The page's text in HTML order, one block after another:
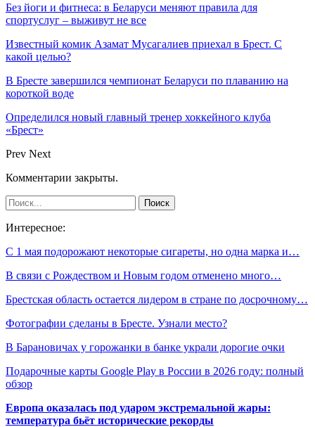
Без йоги и фитнеса: в Беларуси меняют правила для
спортуслуг – выживут не все
Известный комик Азамат Мусагалиев приехал в Брест. С
какой целью?
В Бресте завершился чемпионат Беларуси по плаванию на
короткой воде
Определился новый главный тренер хоккейного клуба
«Брест»
Prev Next
Комментарии закрыты.
Интересное:
С 1 мая подорожают некоторые сигареты, но одна марка и…
В связи с Рождеством и Новым годом отменено много…
Брестская область остается лидером в стране по досрочному…
Фотографии сделаны в Бресте. Узнали место?
В Барановичах у горожанки в банке украли дорогие очки
Подарочные карты Google Play в России в 2026 году: полный
обзор
Европа оказалась под ударом экстремальной жары:
температура бьёт исторические рекорды